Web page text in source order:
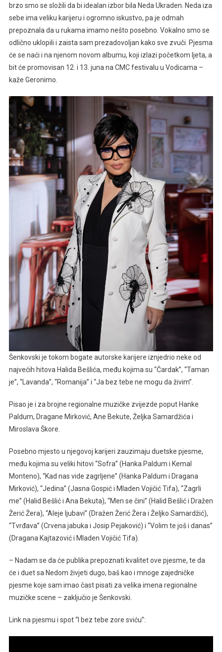
brzo smo se složili da bi idealan izbor bila Neda Ukraden. Neda iza
sebe ima veliku karijeru i ogromno iskustvo, pa je odmah
prepoznala da u rukama imamo nešto posebno. Vokalno smo se
odlično uklopili i zaista sam prezadovoljan kako sve zvuči. Pjesma
će se naći i na njenom novom albumu, koji izlazi početkom ljeta, a
bit će promovisan 12. i 13. juna na CMC festivalu u Vodicama –
kaže Geronimo.
Šenkovski je tokom bogate autorske karijere iznjedrio neke od
najvećih hitova Halida Bešlića, među kojima su “Čardak”, “Taman
je”, “Lavanda”, “Romanija” i “Ja bez tebe ne mogu da živim”.
Pisao je i za brojne regionalne muzičke zvijezde poput Hanke
Paldum, Dragane Mirković, Ane Bekute, Željka Samardžića i
Miroslava Škore.
Posebno mjesto u njegovoj karijeri zauzimaju duetske pjesme,
među kojima su veliki hitovi “Sofra” (Hanka Paldum i Kemal
Monteno), “Kad nas vide zagrljene” (Hanka Paldum i Dragana
Mirković), “Jedina” (Jasna Gospić i Mladen Vojičić Tifa), “Zagrli
me” (Halid Bešlić i Ana Bekuta), “Men se čini” (Halid Bešlić i Dražen
Žerić Žera), “Aleje ljubavi” (Dražen Žerić Žera i Željko Samardžić),
“Tvrđava” (Crvena jabuka i Josip Pejaković) i “Volim te još i danas”
(Dragana Kajtazović i Mladen Vojičić Tifa).
– Nadam se da će publika prepoznati kvalitet ove pjesme, te da
će i duet sa Nedom živjeti dugo, baš kao i mnoge zajedničke
pjesme koje sam imao čast pisati za velika imena regionalne
muzičke scene – zaključio je Šenkovski.
Link na pjesmu i spot “I bez tebe zore sviću”: